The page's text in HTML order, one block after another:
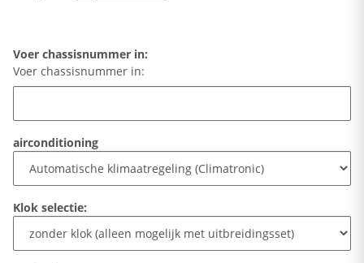
Voer chassisnummer in:
Voer chassisnummer in:
airconditioning
Klok selectie: